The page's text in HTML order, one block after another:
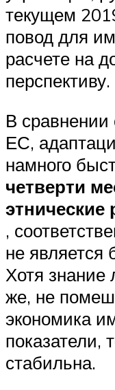
текущем
повод для
расчете на
перспективу.
В сравнении
ЕС,
намного
четверти
этнические
,
не
Хотя знание
же, не
экономика
показатели,
стабильна.